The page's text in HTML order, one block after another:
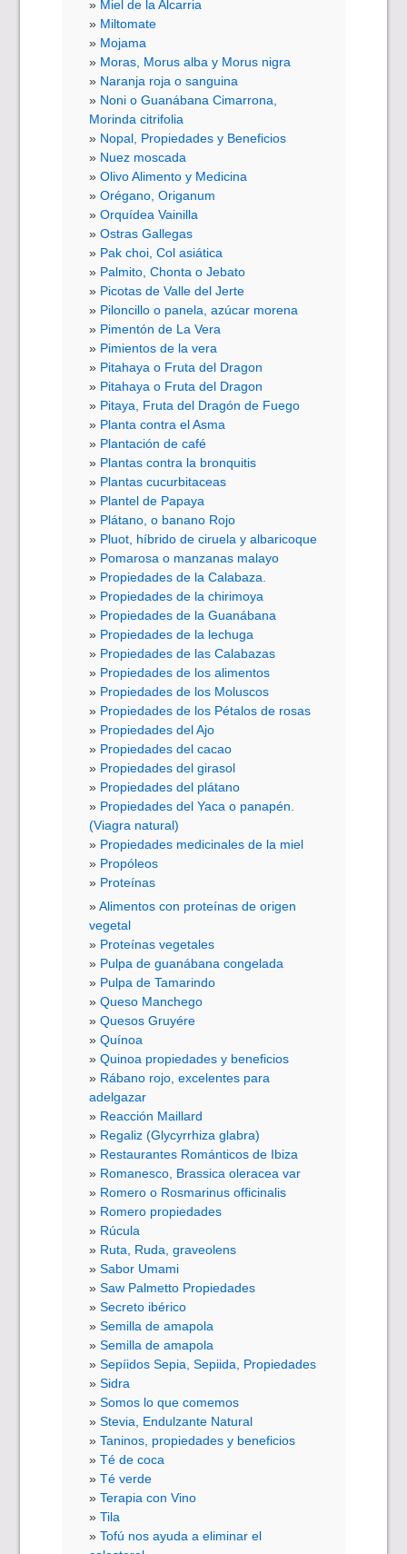
Miel de la Alcarria
Miltomate
Mojama
Moras, Morus alba y Morus nigra
Naranja roja o sanguina
Noni o Guanábana Cimarrona,
Morinda citrifolia
Nopal, Propiedades y Beneficios
Nuez moscada
Olivo Alimento y Medicina
Orégano, Origanum
Orquídea Vainilla
Ostras Gallegas
Pak choi, Col asiática
Palmito, Chonta o Jebato
Picotas de Valle del Jerte
Piloncillo o panela, azúcar morena
Pimentón de La Vera
Pimientos de la vera
Pitahaya o Fruta del Dragon
Pitahaya o Fruta del Dragon
Pitaya, Fruta del Dragón de Fuego
Planta contra el Asma
Plantación de café
Plantas contra la bronquitis
Plantas cucurbitaceas
Plantel de Papaya
Plátano, o banano Rojo
Pluot, híbrido de ciruela y albaricoque
Pomarosa o manzanas malayo
Propiedades de la Calabaza.
Propiedades de la chirimoya
Propiedades de la Guanábana
Propiedades de la lechuga
Propiedades de las Calabazas
Propiedades de los alimentos
Propiedades de los Moluscos
Propiedades de los Pétalos de rosas
Propiedades del Ajo
Propiedades del cacao
Propiedades del girasol
Propiedades del plátano
Propiedades del Yaca o panapén.
(Viagra natural)
Propiedades medicinales de la miel
Propóleos
Proteínas
Alimentos con proteínas de origen
vegetal
Proteínas vegetales
Pulpa de guanábana congelada
Pulpa de Tamarindo
Queso Manchego
Quesos Gruyére
Quínoa
Quinoa propiedades y beneficios
Rábano rojo, excelentes para
adelgazar
Reacción Maillard
Regaliz (Glycyrrhiza glabra)
Restaurantes Románticos de Ibiza
Romanesco, Brassica oleracea var
Romero o Rosmarinus officinalis
Romero propiedades
Rúcula
Ruta, Ruda, graveolens
Sabor Umami
Saw Palmetto Propiedades
Secreto ibérico
Semilla de amapola
Semilla de amapola
Sepíidos Sepia, Sepiida, Propiedades
Sidra
Somos lo que comemos
Stevia, Endulzante Natural
Taninos, propiedades y beneficios
Té de coca
Té verde
Terapia con Vino
Tila
Tofú nos ayuda a eliminar el